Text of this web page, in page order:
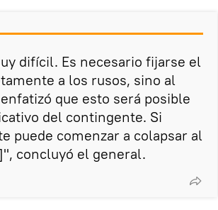
difícil. Es necesario fijarse el
a los rusos, sino al
que esto será posible
del contingente. Si
puede comenzar a colapsar al
concluyó el general.